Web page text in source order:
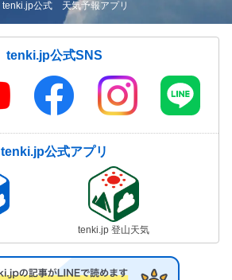
tenki.jp公式 天気予報アプリ
tenki.jp公式SNS
tenki.jp公式アプリ
tenki.jp 登山天気